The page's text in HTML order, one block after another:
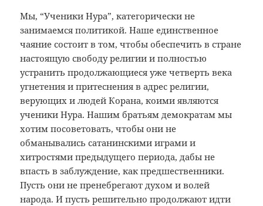
Мы, “Ученики Нура”, категорически не
занимаемся политикой. Наше единственное
чаяние состоит в том, чтобы обеспечить в стране
настоящую свободу религии и полностью
устранить продолжающиеся уже четверть века
угнетения и притеснения в адрес религии,
верующих и людей Корана, коими являются
ученики Нура. Нашим братьям демократам мы
хотим посоветовать, чтобы они не
обманывались сатанинскими играми и
хитростями предыдущего периода, дабы не
впасть в заблуждение, как предшественники.
Пусть они не пренебрегают духом и волей
народа. И пусть решительно продолжают идти